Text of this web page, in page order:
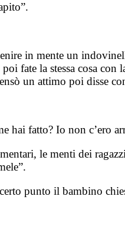
in mente un
fate la stessa cosa
un attimo poi disse
hai fatto? Io non c’ero
le menti dei
punto il bambino